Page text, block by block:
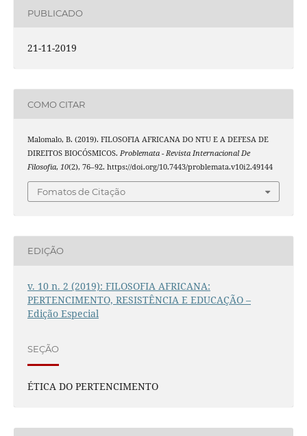
PUBLICADO
21-11-2019
COMO CITAR
Malomalo, B. (2019). FILOSOFIA AFRICANA DO NTU E A DEFESA DE
DIREITOS BIOCÓSMICOS. Problemata - Revista Internacional De
Filosofia, 10(2), 76–92. https://doi.org/10.7443/problemata.v10i2.49144
Fomatos de Citação
EDIÇÃO
v. 10 n. 2 (2019): FILOSOFIA AFRICANA:
PERTENCIMENTO, RESISTÊNCIA E EDUCAÇÃO –
Edição Especial
SEÇÃO
ÉTICA DO PERTENCIMENTO